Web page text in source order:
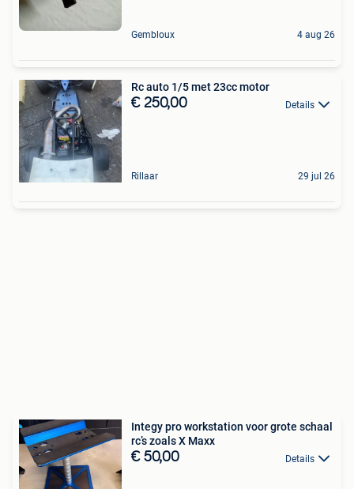
Gembloux 4 aug 26
Rc auto 1/5 met 23cc motor
€ 250,00 Details
Rillaar 29 jul 26
Integy pro workstation voor grote schaal
rc’s zoals X Maxx
€ 50,00 Details